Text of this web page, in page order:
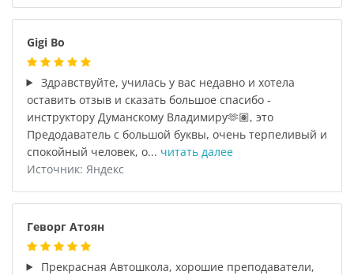
Gigi Bo
Здравствуйте, училась у вас недавно и хотела
оставить отзыв и сказать большое спасибо -
инструктору Думанскому Владимиру🫶🏽, это
Предодаватель с большой буквы, очень терпеливый и
спокойный человек, о... читать далее
Источник: Яндекс
Геворг Атоян
Прекрасная Автошкола, хорошие преподаватели,